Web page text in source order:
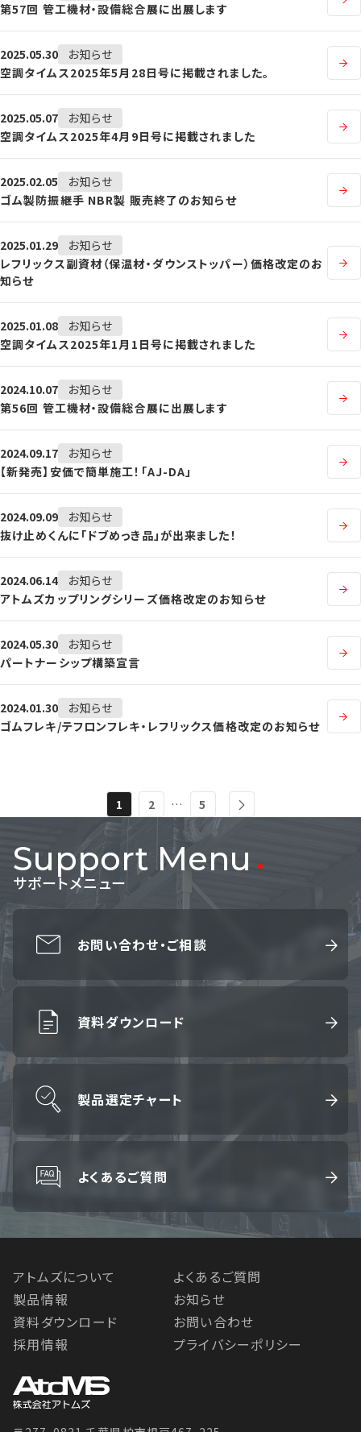
第57回 管工機材・設備総合展に出展します
2025.05.30
お知らせ
空調タイムス2025年5月28日号に掲載されました。
2025.05.07
お知らせ
空調タイムス2025年4月9日号に掲載されました
2025.02.05
お知らせ
ゴム製防振継手 NBR製 販売終了のお知らせ
2025.01.29
お知らせ
レフリックス副資材（保温材・ダウンストッパー）価格改定のお
知らせ
2025.01.08
お知らせ
空調タイムス2025年1月1日号に掲載されました
2024.10.07
お知らせ
第56回 管工機材・設備総合展に出展します
2024.09.17
お知らせ
【新発売】安価で簡単施工！「AJ-DA」
2024.09.09
お知らせ
抜け止めくんに「ドブめっき品」が出来ました！
2024.06.14
お知らせ
アトムズカップリングシリーズ価格改定のお知らせ
2024.05.30
お知らせ
パートナーシップ構築宣言
2024.01.30
お知らせ
ゴムフレキ/テフロンフレキ・レフリックス価格改定のお知らせ
1 2 … 5
Support Menu
サポートメニュー
お問い合わせ・ご相談
資料ダウンロード
製品選定チャート
よくあるご質問
アトムズについて
製品情報
資料ダウンロード
採用情報
よくあるご質問
お知らせ
お問い合わせ
プライバシーポリシー